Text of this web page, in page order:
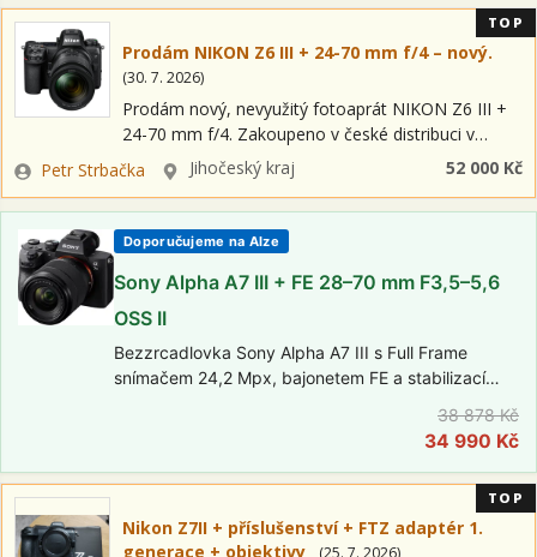
Prodám NIKON Z6 III + 24-70 mm f/4 – nový.
(30. 7. 2026)
Prodám nový, nevyužitý fotoaprát NIKON Z6 III +
24-70 mm f/4. Zakoupeno v české distribuci v
prosinci 2025. K fotoaparátu je možné prodat za
výhodnou cenu dohodou: Paměťová…
Zadavatel
Petr Strbačka LokalitaJihočeský kraj 52 000 Kč
TOP
Doporučujeme na Alze
Sony Alpha A7 III + FE 28–70 mm F3,5–5,6
OSS II
Bezzrcadlovka Sony Alpha A7 III s Full Frame
snímačem 24,2 Mpx, bajonetem FE a stabilizací
2,36 Mpx, výklopný dotykový displej, video ve 4K.
38 878 Kč
34 990 Kč
Nikon Z7II + příslušenství + FTZ adaptér 1.
generace + objektivy
(25. 7. 2026)
TOP